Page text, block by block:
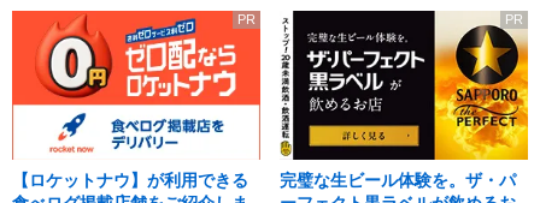
PR
【ロケットナウ】が利用できる
PR
完璧な生ビール体験を。ザ・パ